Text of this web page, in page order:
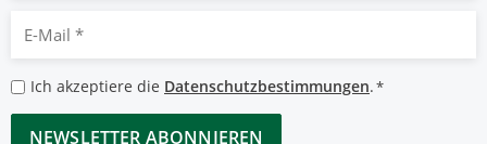
Mail
*
Datenschutzbestimmungen
*
Ich akzeptiere die Datenschutzbestimmungen.*
CAPTCHA